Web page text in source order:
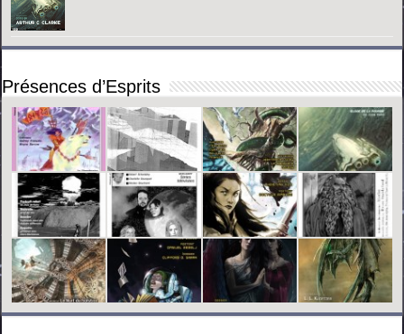
Présences d’Esprits